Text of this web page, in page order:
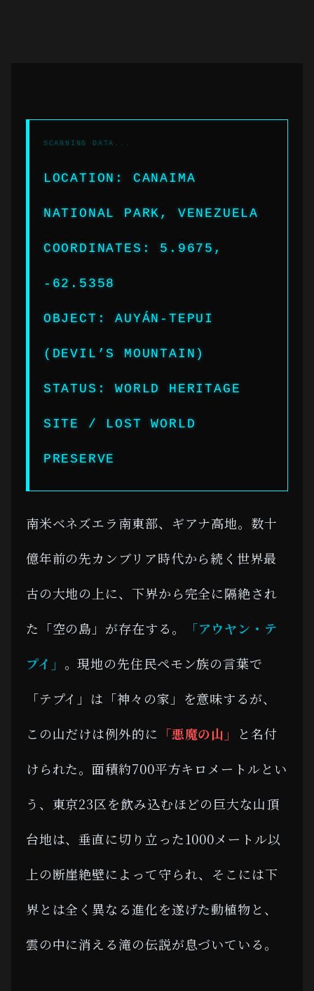
LOCATION: CANAIMA
NATIONAL PARK, VENEZUELA
COORDINATES: 5.9675,
-62.5358
OBJECT: AUYÁN-TEPUI
(DEVIL’S MOUNTAIN)
STATUS: WORLD HERITAGE
SITE / LOST WORLD
PRESERVE
南米ベネズエラ南東部、ギアナ高地。数十
億年前の先カンブリア時代から続く世界最
古の大地の上に、下界から完全に隔絶され
た「空の島」が存在する。
「アウヤン・テ
プイ」 。現地の先住民ペモン族の言葉で
「テプイ」は「神々の家」を意味するが、
この山だけは例外的に 「悪魔の山」
と名付
けられた。面積約700平方キロメートルとい
う、東京23区を飲み込むほどの巨大な山頂
台地は、垂直に切り立った1000メートル以
上の断崖絶壁によって守られ、そこには下
界とは全く異なる進化を遂げた動植物と、
雲の中に消える滝の伝説が息づいている。